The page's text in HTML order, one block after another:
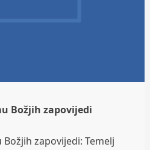
Božjih zapovijedi
zapovijedi: Temelj